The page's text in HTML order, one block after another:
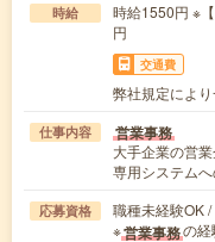
時給
時給1550円 ※
円
交通費
弊社規定により
仕事内容 営業事務
大手企業の営
専用システム
応募資格
職種未経験OK
※営業事務の